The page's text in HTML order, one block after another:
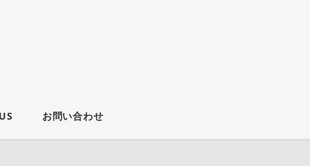
お問い合わせ